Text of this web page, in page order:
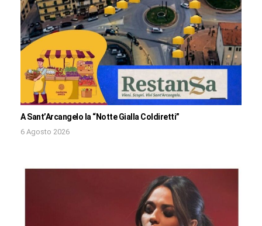
A Sant’Arcangelo la “Notte Gialla Coldiretti”
6 Agosto 2026